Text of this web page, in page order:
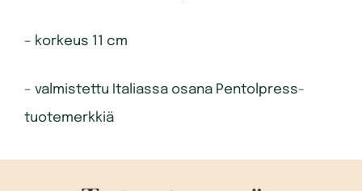
– korkeus 11 cm
– valmistettu Italiassa osana Pentolpress-
tuotemerkkiä